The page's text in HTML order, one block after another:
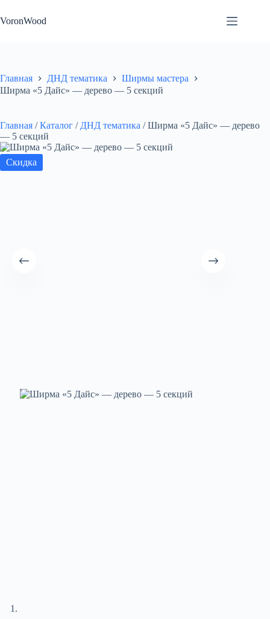
к
сути
VoronWood
Главная ДНД тематика
Ширмы мастера
Ширма «5 Дайс» — дерево — 5 секций
Главная / Каталог / ДНД тематика / Ширма «5 Дайс» — дерево
— 5 секций
Скидка